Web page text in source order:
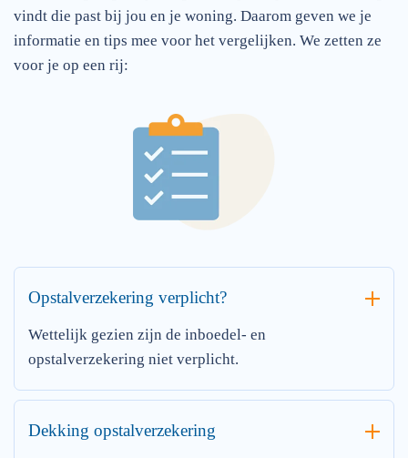
vindt die past bij jou en je woning. Daarom geven we je
informatie en tips mee voor het vergelijken. We zetten ze
voor je op een rij:
Opstalverzekering verplicht?
Wettelijk gezien zijn de inboedel- en
opstalverzekering niet verplicht.
Dekking opstalverzekering